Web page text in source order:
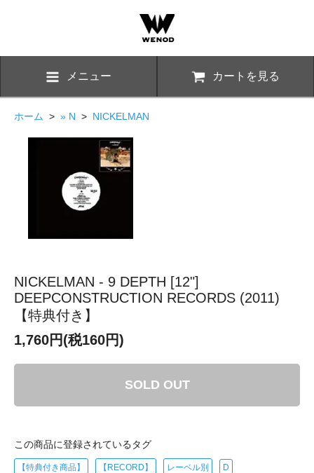
メニュー カートを見る
ホーム > » N > NICKELMAN
NICKELMAN - 9 DEPTH [12"]
DEEPCONSTRUCTION RECORDS (2011)
【特典付き】
1,760円(税160円)
SOLD OUT
この商品に登録されているタグ
【特典付き商品】 【RECORD】 レーベル別 D